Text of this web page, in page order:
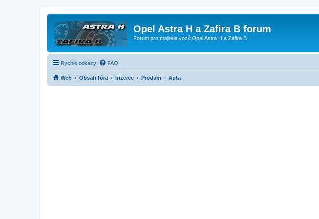
Opel Astra H a Zafira B forum
Forum pro majitele vozů Opel Astra H a Zafira B
Rychlé odkazy FAQ
Web Obsah fóra Inzerce Prodám Auta